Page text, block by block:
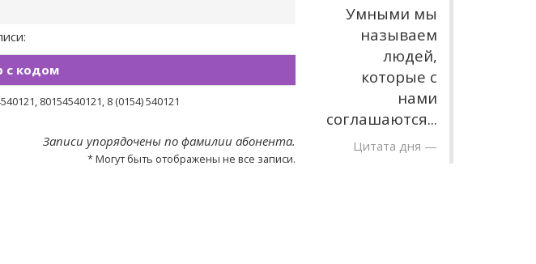
с кодом
, 80154540121, 8 (0154) 540121
Записи упорядочены по фамилии абонента.
* Могут быть отображены не все записи.
Умными мы
называем
людей,
которые с
нами
соглашаются...
Цитата дня